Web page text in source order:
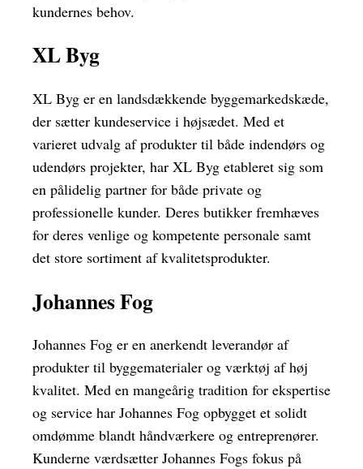
kundernes behov.
XL Byg
XL Byg er en landsdækkende byggemarkedskæde,
der sætter kundeservice i højsædet. Med et
varieret udvalg af produkter til både indendørs og
udendørs projekter, har XL Byg etableret sig som
en pålidelig partner for både private og
professionelle kunder. Deres butikker fremhæves
for deres venlige og kompetente personale samt
det store sortiment af kvalitetsprodukter.
Johannes Fog
Johannes Fog er en anerkendt leverandør af
produkter til byggematerialer og værktøj af høj
kvalitet. Med en mangeårig tradition for ekspertise
og service har Johannes Fog opbygget et solidt
omdømme blandt håndværkere og entreprenører.
Kunderne værdsætter Johannes Fogs fokus på